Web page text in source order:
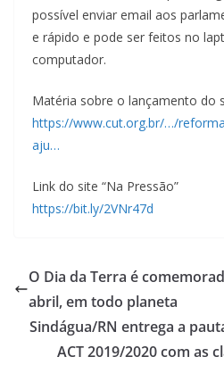
possível enviar email aos
e rápido e pode ser feitos no
computador.
Matéria sobre o lançamento do
https://www.cut.org.br/…/
aju…
Link do site “Na Pressão”
https://bit.ly/2VNr47d
O Dia da Terra é
abril, em todo planeta
Sindágua/RN entrega a
ACT 2019/2020 com as